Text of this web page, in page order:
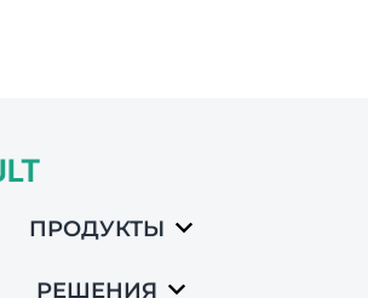
ПРОДУКТЫ
РЕШЕНИЯ